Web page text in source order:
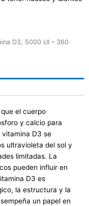
D3, 5000 UI – 360
el cuerpo
y calcio para
vitamina D3 se
ultravioleta del sol y
limitadas. La
pueden influir en
D3 es
la estructura y la
un papel en